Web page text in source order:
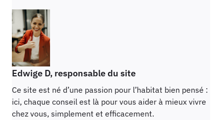
Edwige D, responsable du site
Ce site est né d’une passion pour l’habitat bien pensé :
ici, chaque conseil est là pour vous aider à mieux vivre
chez vous, simplement et efficacement.